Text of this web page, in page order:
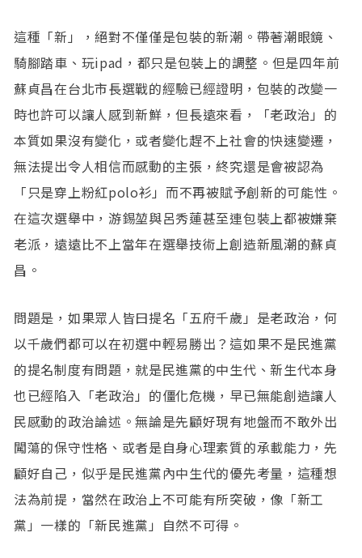
這種「新」，絕對不僅僅是包裝的新潮。帶著潮眼鏡、
騎腳踏車、玩ipad，都只是包裝上的調整。但是四年前
蘇貞昌在台北市長選戰的經驗已經證明，包裝的改變一
時也許可以讓人感到新鮮，但長遠來看，「老政治」的
本質如果沒有變化，或者變化趕不上社會的快速變遷，
無法提出令人相信而感動的主張，終究還是會被認為
「只是穿上粉紅polo衫」而不再被賦予創新的可能性。
在這次選舉中，游錫堃與呂秀蓮甚至連包裝上都被嫌棄
老派，遠遠比不上當年在選舉技術上創造新風潮的蘇貞
昌。
問題是，如果眾人皆曰提名「五府千歲」是老政治，何
以千歲們都可以在初選中輕易勝出？這如果不是民進黨
的提名制度有問題，就是民進黨的中生代、新生代本身
也已經陷入「老政治」的僵化危機，早已無能創造讓人
民感動的政治論述。無論是先顧好現有地盤而不敢外出
闖蕩的保守性格、或者是自身心理素質的承載能力，先
顧好自己，似乎是民進黨內中生代的優先考量，這種想
法為前提，當然在政治上不可能有所突破，像「新工
黨」一樣的「新民進黨」自然不可得。